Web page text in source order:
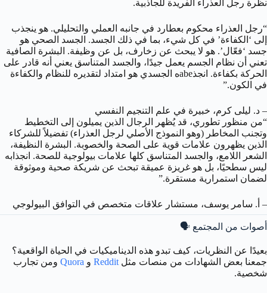
نظرة رجل العذراء الفريدة للجاذبية.
“رجل العذراء محكوم بعطارد في جانبه العملي والتحليلي. هو ينجذب
إلى ‘الكفاءة’ في كل شيء، بما في ذلك الجسد. الجسد الصحي هو
جسد ‘فعّال’. هو لا يبحث عن زخارف، بل عن وظيفة. البشرة الصافية
تعني أن نظام الجسم يعمل جيدًا، والجسد المتناسق يعني أنه قادر على
الحركة بكفاءة. انجذabeه الجسدي هو امتداد لتقديره للنظام والكفاءة
في الكون.”
– د. ليلى كرم، خبيرة في علم التنجيم النفسي
“من منظور تطوري، قد يُظهر الرجال الذين يميلون إلى التخطيط
وتجنب المخاطر (وهو النموذج الأصلي لرجل العذراء) تفضيلاً للشركاء
الذين يظهرون علامات قوية على الصحة والخصوبة. البشرة النظيفة،
الشعر اللامع، والجسد المتناسق كلها علامات بيولوجية للصحة. انجذابه
ليس سطحيًا، بل هو غريزة عميقة تبحث عن شريكة صحية وموثوقة
لضمان استمرارية مستقرة.”
– أ. سامر يوسف، مستشار علاقات متخصص في التوافق البيولوجي
أصوات من المجتمع 🗣️
بعيدًا عن النظريات، كيف تبدو هذه الديناميكيات في الحياة الواقعية؟
جمعنا بعض الشهادات من منصات مثل Reddit و Quora ومن تجارب
شخصية.